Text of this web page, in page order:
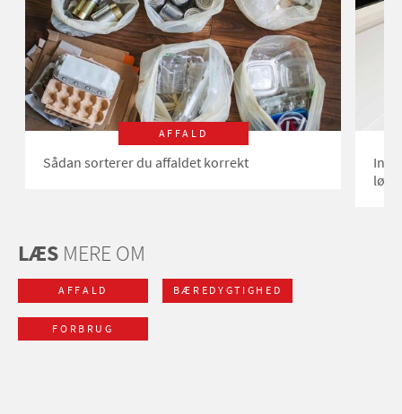
AFFALD
Sådan sorterer du affaldet korrekt
LÆS MERE OM
AFFALD BÆREDYGTIGHED
FORBRUG